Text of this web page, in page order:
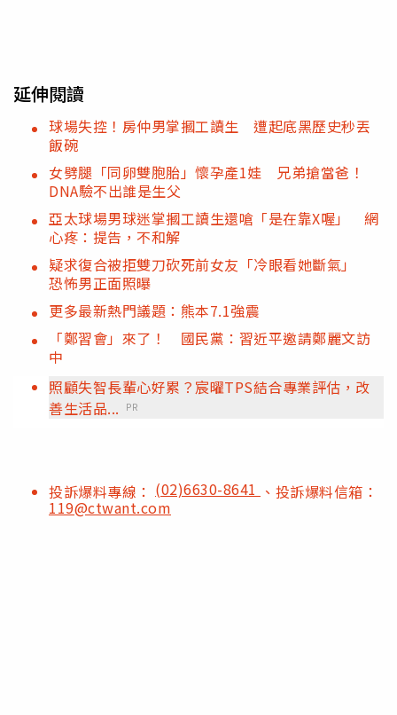
延伸閱讀
球場失控！房仲男掌摑工讀生 遭起底黑歷史秒丟
飯碗
女劈腿「同卵雙胞胎」懷孕產1娃 兄弟搶當爸！
DNA驗不出誰是生父
亞太球場男球迷掌摑工讀生還嗆「是在靠X喔」 網
心疼：提告，不和解
疑求復合被拒雙刀砍死前女友「冷眼看她斷氣」
恐怖男正面照曝
更多最新熱門議題：熊本7.1強震
「鄭習會」來了！ 國民黨：習近平邀請鄭麗文訪
中
照顧失智長輩心好累？宸曜TPS結合專業評估，改
善生活品...
PR
投訴爆料專線： (02)6630-8641 、投訴爆料信箱：
119@ctwant.com